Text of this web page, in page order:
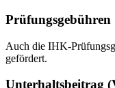
Prüfungsgebühren
Auch die IHK-
gefördert.
Unterhaltsbeitrag